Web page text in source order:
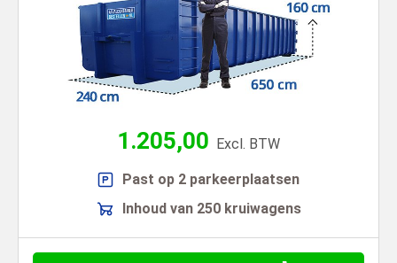
1.205,00 Excl. BTW
Past op 2 parkeerplaatsen
Inhoud van 250 kruiwagens